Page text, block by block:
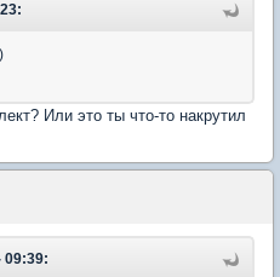
Или это ты что-то накрутил
09:39: